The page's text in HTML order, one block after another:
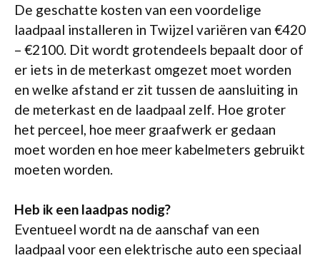
De geschatte kosten van een voordelige
laadpaal installeren in Twijzel variëren van €420
– €2100. Dit wordt grotendeels bepaalt door of
er iets in de meterkast omgezet moet worden
en welke afstand er zit tussen de aansluiting in
de meterkast en de laadpaal zelf. Hoe groter
het perceel, hoe meer graafwerk er gedaan
moet worden en hoe meer kabelmeters gebruikt
moeten worden.
Heb ik een laadpas nodig?
Eventueel wordt na de aanschaf van een
laadpaal voor een elektrische auto een speciaal